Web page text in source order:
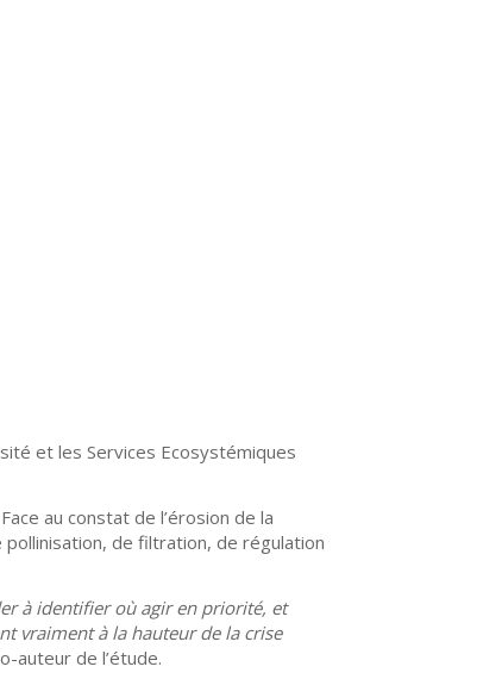
et les Services Ecosystémiques
au constat de l’érosion de la
de filtration, de régulation
à identifier où agir en priorité, et
vraiment à la hauteur de la crise
auteur de l’étude.